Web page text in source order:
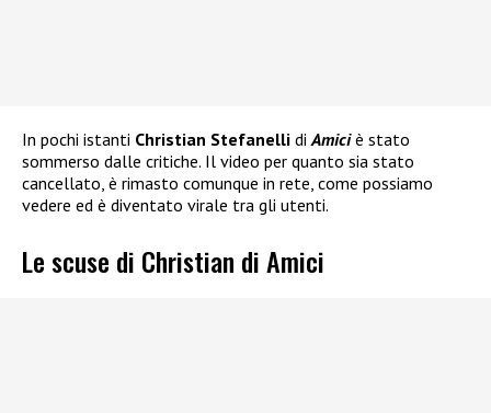
In pochi istanti Christian Stefanelli diAmiciè stato
sommerso dalle critiche. Il video per quanto sia stato
cancellato, è rimasto comunque in rete, come possiamo
vedere ed è diventato virale tra gli utenti.
Le scuse di Christian di Amici